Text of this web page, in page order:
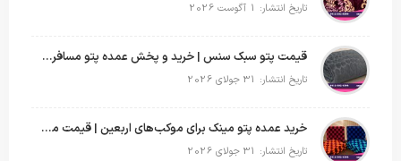
تاریخ انتشار: 1 آگوست 2026
قیمت پتو سبک سنس | خرید و پخش عمده پتو مسافرتی Sense
تاریخ انتشار: 31 جولای 2026
خرید عمده پتو مینک برای موکب‌های اربعین | قیمت مناسب و ارسال سریع
تاریخ انتشار: 31 جولای 2026